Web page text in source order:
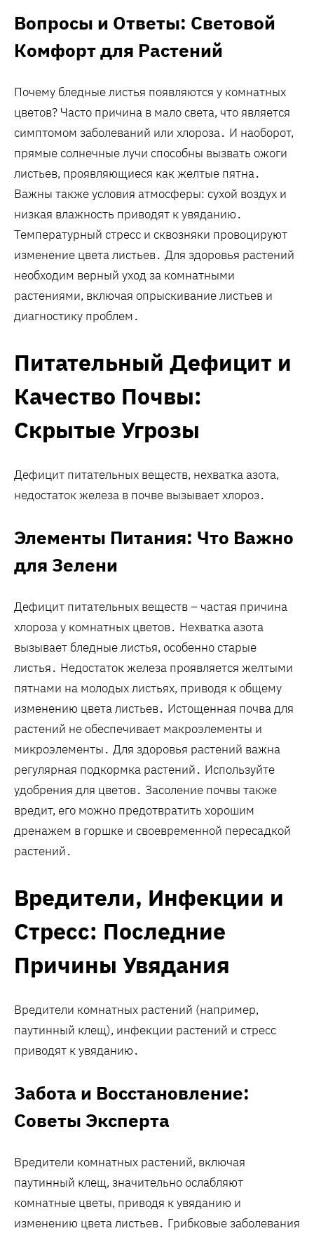
Вопросы и Ответы: Световой
Комфорт для Растений
Почему бледные листья появляются у комнатных
цветов? Часто причина в мало света, что является
симптомом заболеваний или хлороза․ И наоборот,
прямые солнечные лучи способны вызвать ожоги
листьев, проявляющиеся как желтые пятна․
Важны также условия атмосферы: сухой воздух и
низкая влажность приводят к увяданию․
Температурный стресс и сквозняки провоцируют
изменение цвета листьев․ Для здоровья растений
необходим верный уход за комнатными
растениями, включая опрыскивание листьев и
диагностику проблем․
Питательный Дефицит и
Качество Почвы:
Скрытые Угрозы
Дефицит питательных веществ, нехватка азота,
недостаток железа в почве вызывает хлороз․
Элементы Питания: Что Важно
для Зелени
Дефицит питательных веществ – частая причина
хлороза у комнатных цветов․ Нехватка азота
вызывает бледные листья, особенно старые
листья․ Недостаток железа проявляется желтыми
пятнами на молодых листьях, приводя к общему
изменению цвета листьев․ Истощенная почва для
растений не обеспечивает макроэлементы и
микроэлементы․ Для здоровья растений важна
регулярная подкормка растений․ Используйте
удобрения для цветов․ Засоление почвы также
вредит, его можно предотвратить хорошим
дренажем в горшке и своевременной пересадкой
растений․
Вредители, Инфекции и
Стресс: Последние
Причины Увядания
Вредители комнатных растений (например,
паутинный клещ), инфекции растений и стресс
приводят к увяданию․
Забота и Восстановление:
Советы Эксперта
Вредители комнатных растений, включая
паутинный клещ, значительно ослабляют
комнатные цветы, приводя к увяданию и
изменению цвета листьев․ Грибковые заболевания